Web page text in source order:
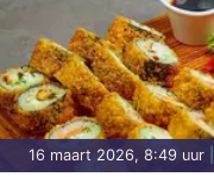
16 maart 2026, 8:49 uur